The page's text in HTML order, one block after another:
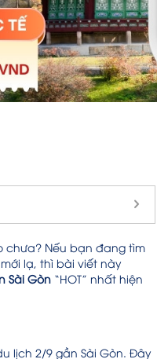
chưa? Nếu bạn đang tìm
lạ, thì bài viết này
Sài Gòn “HOT” nhất hiện
lịch 2/9 gần Sài Gòn. Đây